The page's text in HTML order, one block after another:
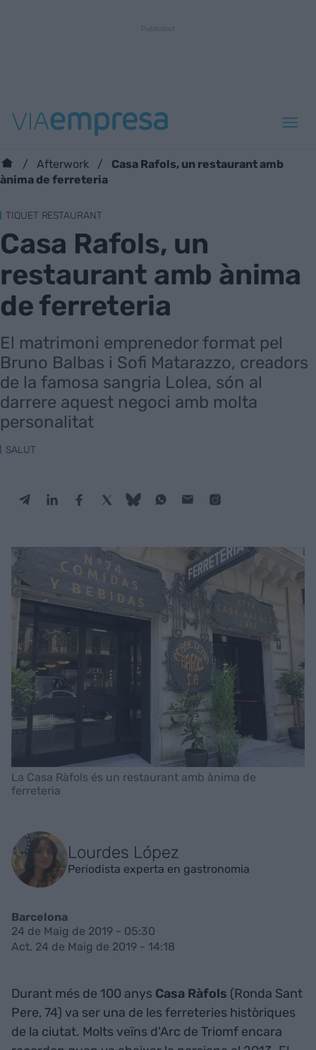
Afterwork
Casa Rafols, un restaurant amb
ànima de ferreteria
TIQUET RESTAURANT
Casa Rafols, un
restaurant amb ànima
de ferreteria
El matrimoni emprenedor format pel
Bruno Balbas i Sofi Matarazzo, creadors
de la famosa sangria Lolea, són al
darrere aquest negoci amb molta
personalitat
SALUT
La Casa Ràfols és un restaurant amb ànima de
ferreteria
Lourdes López
Periodista experta en gastronomia
Barcelona
24 de Maig de 2019 - 05:30
Act. 24 de Maig de 2019 - 14:18
Durant més de 100 anys Casa Ràfols (Ronda Sant
Pere, 74) va ser una de les ferreteries històriques
de la ciutat. Molts veïns d'Arc de Triomf encara